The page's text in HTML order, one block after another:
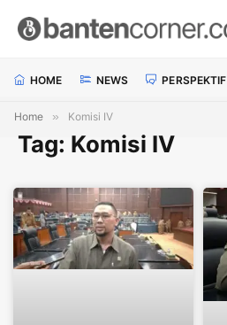
HOME NEWS PERSPEKTIF
Home » Komisi IV
Tag: Komisi IV